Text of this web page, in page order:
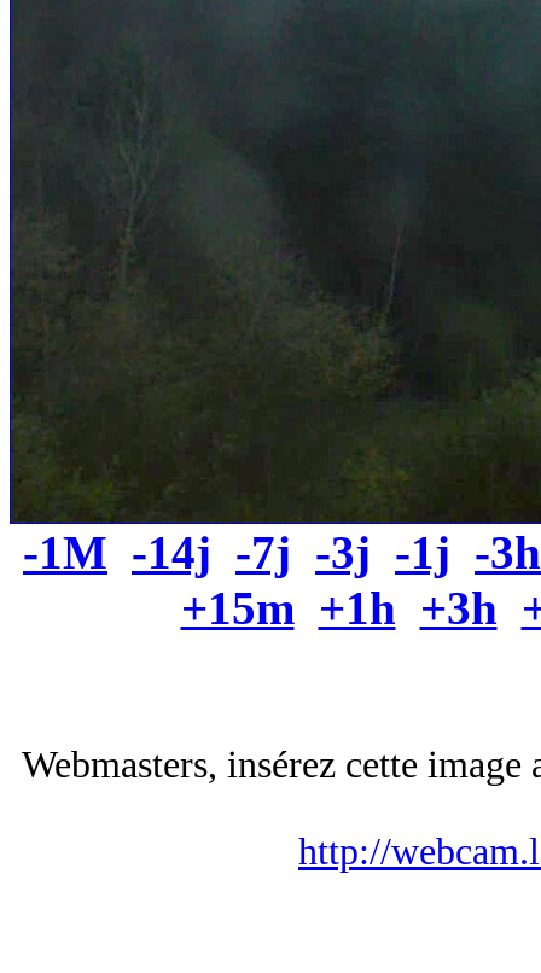
-1M -14j -7j -3j -1j -3h
+15m +1h +3h
Webmasters, insérez cette
http://